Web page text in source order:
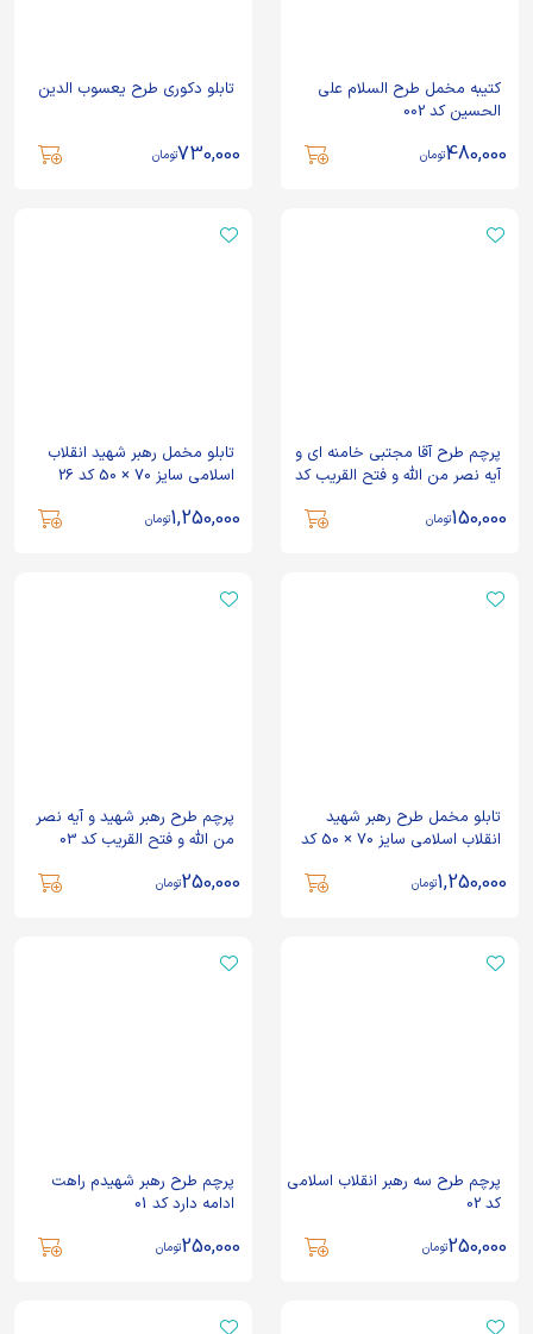
کتیبه مخمل طرح السلام علی
الحسین کد 002
480,000تومان
تابلو دکوری طرح یعسوب الدین
730,000تومان
پرچم طرح آقا مجتبی خامنه ای و
آیه نصر من الله و فتح القریب کد
150,000تومان
تابلو مخمل رهبر شهید انقلاب
اسلامی سایز 70 × 50 کد 26
1,250,000تومان
تابلو مخمل طرح رهبر شهید
انقلاب اسلامی سایز 70 × 50 کد
1,250,000تومان
پرچم طرح رهبر شهید و آیه نصر
من الله و فتح القریب کد 03
250,000تومان
پرچم طرح سه رهبر انقلاب اسلامی
کد 02
250,000تومان
پرچم طرح رهبر شهیدم راهت
ادامه دارد کد 01
250,000تومان